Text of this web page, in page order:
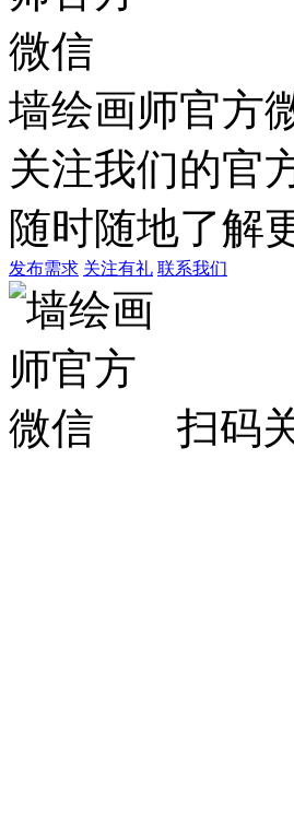
墙绘画师官方
关注我们的官
随时随地了解
发布需求 关注有礼 联系我们
扫码